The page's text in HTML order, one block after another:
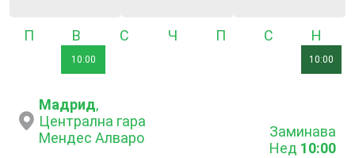
ПонеделникВторник
10:00
Четвъртък Събота
10:00
Мадрид,
Централна гара
Мендес Алваро
Заминава
Нед 10:00